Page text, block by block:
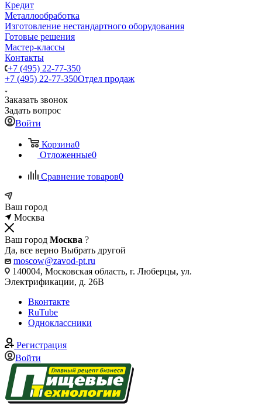
Кредит
Металлообработка
Изготовление нестандартного оборудования
Готовые решения
Мастер-классы
Контакты
+7 (495) 22-77-350
+7 (495) 22-77-350Отдел продаж
Заказать звонок
Задать вопрос
Войти
Корзина0
Отложенные0
Сравнение товаров0
Ваш город
Москва
Ваш город Москва ?
Да, все верно Выбрать другой
moscow@zavod-pt.ru
140004, Московская область, г. Люберцы, ул.
Электрификации, д. 26В
Вконтакте
RuTube
Одноклассники
Регистрация
Войти